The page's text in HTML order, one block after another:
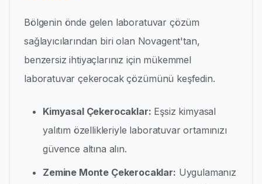
Bölgenin önde gelen laboratuvar çözüm
sağlayıcılarından biri olan Novagent'tan,
benzersiz ihtiyaçlarınız için mükemmel
laboratuvar çekerocak çözümünü keşfedin.
Kimyasal Çekerocaklar: Eşsiz kimyasal
yalıtım özellikleriyle laboratuvar ortamınızı
güvence altına alın.
Zemine Monte Çekerocaklar: Uygulamanız